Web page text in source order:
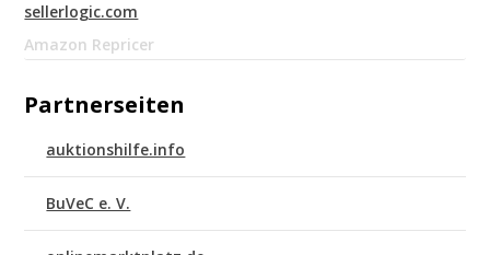
sellerlogic.com
Amazon Repricer
Partnerseiten
auktionshilfe.info
BuVeC e. V.